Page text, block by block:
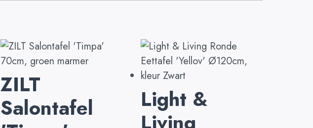
ZILT
Salontafel
Light &